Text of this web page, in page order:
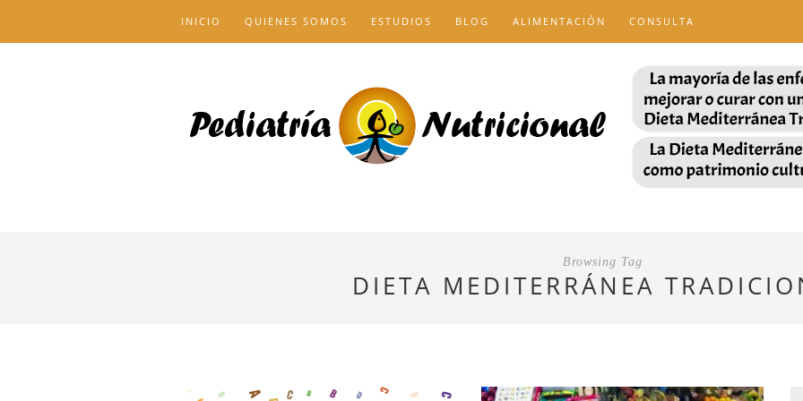
INICIO QUIENES SOMOS ESTUDIOS BLOG ALIMENTACIÓN CONSULTA
Browsing Tag
DIETA MEDITERRÁNEA